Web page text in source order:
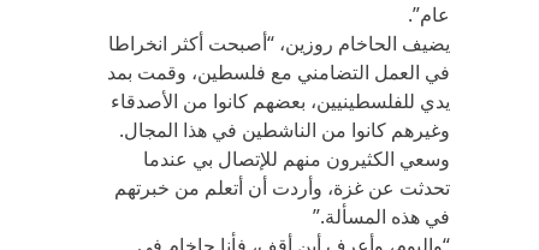
عام”.
يضيف الحاخام روزين، “أصبحت أكثر انخراطا
في العمل التضامني مع فلسطين، وقمت بمد
يدي للفلسطينيين، بعضهم كانوا من الأصدقاء
وغيرهم كانوا من الناشطين في هذا المجال.
وسعي الكثيرون منهم للإتصال بي عندما
تحدثت عن غزة، وأردت أن أتعلم من خبرتهم
في هذه المسألة‪”.‬